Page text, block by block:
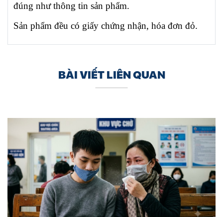
đúng như thông tin sản phẩm.
Sản phẩm đều có giấy chứng nhận, hóa đơn đỏ.
BÀI VIẾT LIÊN QUAN